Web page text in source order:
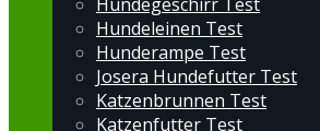
Hundeleinen Test
Hunderampe Test
Josera Hundefutter Test
Katzenbrunnen Test
Katzenfutter Test